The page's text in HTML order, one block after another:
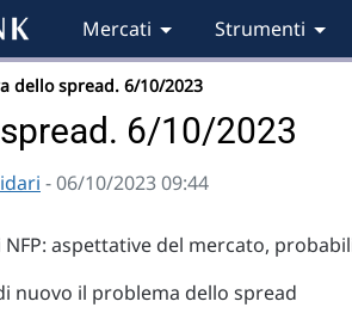
Mercati Strumenti
dello spread. 6/10/2023
6/10/2023
- 06/10/2023 09:44
aspettative del mercato,
nuovo il problema dello spread